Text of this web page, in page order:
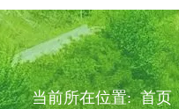
当前所在位置: 首页